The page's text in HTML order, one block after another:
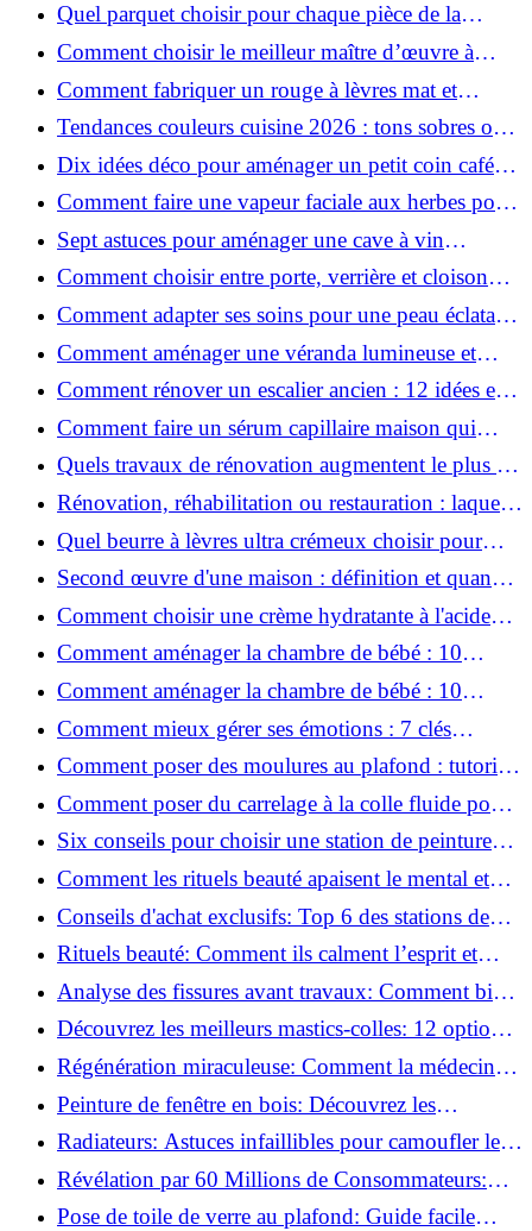
Quel parquet choisir pour chaque pièce de la
maison ?
Comment choisir le meilleur maître d’œuvre à
Grenoble en 2026 ?
Comment fabriquer un rouge à lèvres mat et
hydratant fait maison ?
Tendances couleurs cuisine 2026 : tons sobres ou
colorés, que choisir ?
Dix idées déco pour aménager un petit coin café
chez soi
Comment faire une vapeur faciale aux herbes pour
une peau plus saine et rajeunie ?
Sept astuces pour aménager une cave à vin
naturelle chez soi
Comment choisir entre porte, verrière et cloison
coulissante pour séparer vos pièces ?
Comment adapter ses soins pour une peau éclatante
en hiver ?
Comment aménager une véranda lumineuse et
conviviale : 12 idées déco
Comment rénover un escalier ancien : 12 idées et
astuces faciles pas à pas
Comment faire un sérum capillaire maison qui
stimule réellement la pousse des cheveux ?
Quels travaux de rénovation augmentent le plus la
valeur d'une maison pour la revente ?
Rénovation, réhabilitation ou restauration : laquelle
convient le mieux à mon logement ?
Quel beurre à lèvres ultra crémeux choisir pour
lèvres sèches et gercées?
Second œuvre d'une maison : définition et quand
le réaliser
Comment choisir une crème hydratante à l'acide
hyaluronique et niacinamide ?
Comment aménager la chambre de bébé : 10
conseils sécurité, déco et rangement
Comment aménager la chambre de bébé : 10
conseils sécurité, déco et rangement
Comment mieux gérer ses émotions : 7 clés
pratiques
Comment poser des moulures au plafond : tutoriel
vidéo pas à pas ?
Comment poser du carrelage à la colle fluide pour
un rendu professionnel ?
Six conseils pour choisir une station de peinture
basse pression
Comment les rituels beauté apaisent le mental et
créent des moments pour soi ?
Conseils d'achat exclusifs: Top 6 des stations de
peinture basse pression incontournables!
Rituels beauté: Comment ils calment l’esprit et
chouchoutent votre âme!
Analyse des fissures avant travaux: Comment bien
préparer vos surfaces!
Découvrez les meilleurs mastics-colles: 12 options
dès 6,70 €!
Régénération miraculeuse: Comment la médecine
régénérative peut restaurer votre confiance!
Peinture de fenêtre en bois: Découvrez les
techniques infaillibles pour un résultat parfait!
Radiateurs: Astuces infaillibles pour camoufler les
tuyaux apparents!
Révélation par 60 Millions de Consommateurs:
Découvrez le sérum anti-rides numéro un!
Pose de toile de verre au plafond: Guide facile